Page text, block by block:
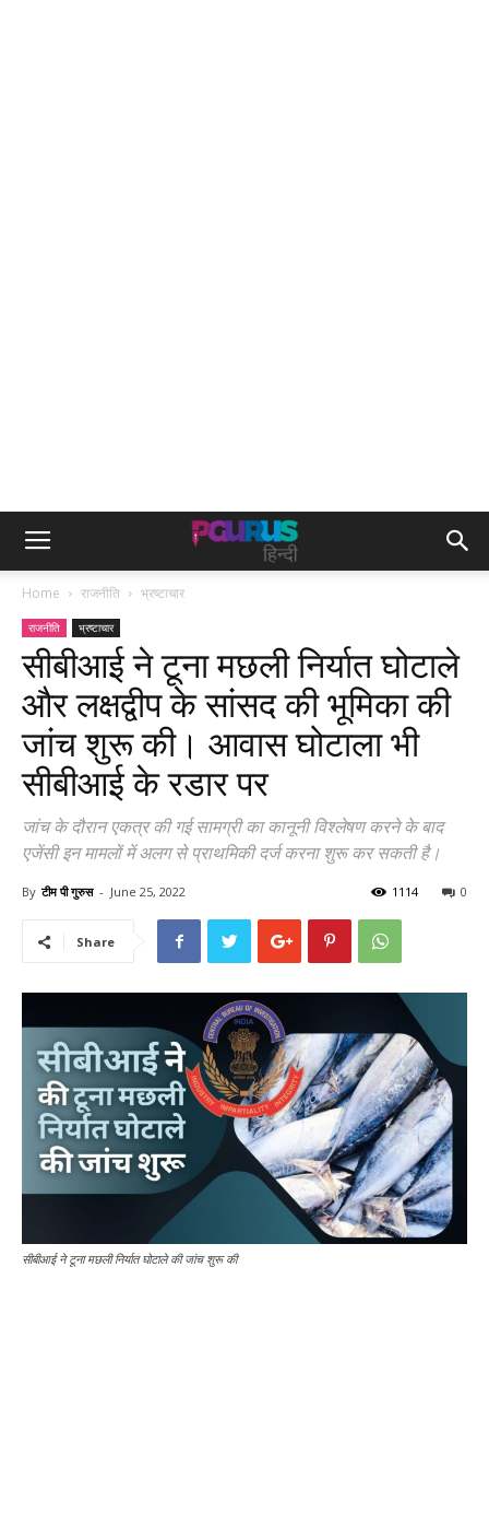
Home राजनीति भ्रष्टाचार
राजनीति भ्रष्टाचार
सीबीआई ने टूना मछली निर्यात घोटाले
और लक्षद्वीप के सांसद की भूमिका की
जांच शुरू की। आवास घोटाला भी
सीबीआई के रडार पर
जांच के दौरान एकत्र की गई सामग्री का कानूनी विश्लेषण करने के बाद
एजेंसी इन मामलों में अलग से प्राथमिकी दर्ज करना शुरू कर सकती है।
By टीम पी गुरुस - June 25, 2022 0
1114
Share
सीबीआई ने टूना मछली निर्यात घोटाले की जांच शुरू की